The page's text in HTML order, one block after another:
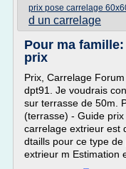
prix pose carrelage
d un carrelage
Pour ma
prix
Prix, Carrelage
dpt91. Je voudrais
sur terrasse de 50m.
(terrasse) - Guide
carrelage extrieur est
dtaills pour ce type
extrieur m Estimation